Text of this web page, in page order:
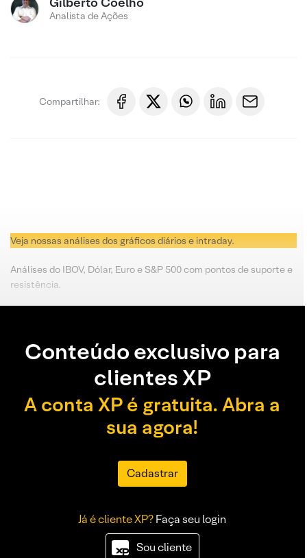
Analista de Ações
Compartilhar:
Veja nossas análises dos gráficos diários e intraday.
Análises do IBOV, Dólar, Euro e S&P 500 com pontos de suporte e
resistência.
Conteúdo exclusivo para
clientes XP
A conta XP é gratuita. Abra a
sua agora!
Cadastrar
Já é cliente XP?Faça seu login
Sou cliente